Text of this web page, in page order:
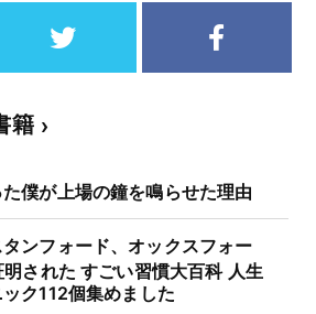
籍
僕が上場の鐘を鳴らせた理由
ンフォード、オックスフォー
された すごい習慣大百科 人生
ク112個集めました